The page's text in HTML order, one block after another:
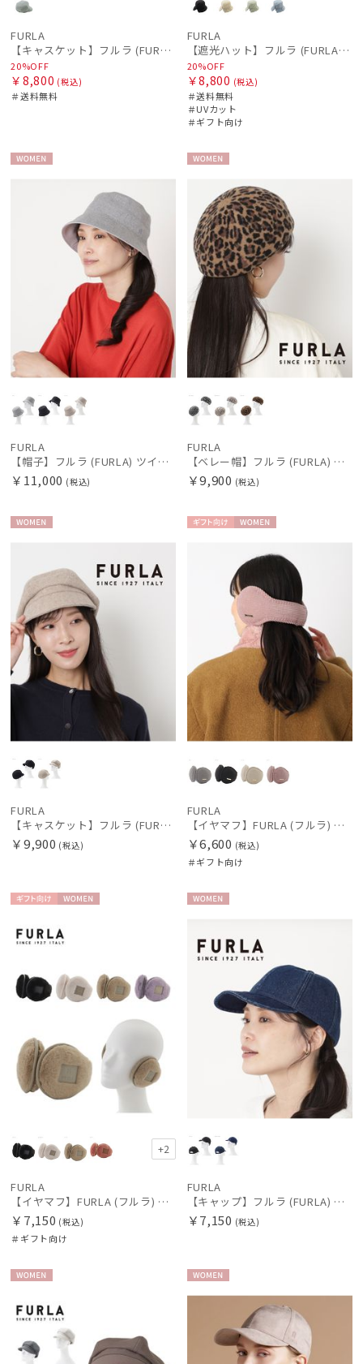
マフラー・ストール・スカーフ
帽子
手袋・アームカバー
価格・割引率
在庫表示
販売状況
入荷状況
FURLA
【キャスケット】フルラ (FURLA) リボン
20%OFF
￥8,800 (税込)
＃送料無料
FURLA
【遮光ハット】フルラ (FURLA) 後ろ割れバケットハット 遮光UV帽子
20%OFF
￥8,800 (税込)
＃送料無料
＃UVカット
＃ギフト向け
FURLA
【帽子】フルラ (FURLA) ツイードダウン ワンポイントロゴ UV 洗える
￥11,000 (税込)
FURLA
【ベレー帽】フルラ (FURLA) バスクレオパードベレー ワンポイントチャーム
￥9,900 (税込)
FURLA
【キャスケット】フルラ (FURLA) ツイードキャスケット UV 洗える
￥9,900 (税込)
FURLA
【イヤマフ】FURLA (フルラ) コールテン×フェイクファー バックアームイヤマフ
￥6,600 (税込)
＃ギフト向け
向け
N
+2
FURLA
【イヤマフ】FURLA (フルラ) フェイクファー バックアームイヤマフ
￥7,150 (税込)
＃ギフト向け
FURLA
【キャップ】フルラ (FURLA) デニムキャップ UV
￥7,150 (税込)
N